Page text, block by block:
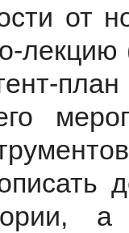
от
а